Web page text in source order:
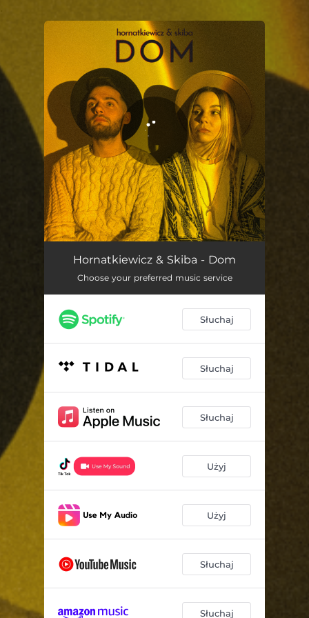
You're all set!
Dom 02:41
Hornatkiewicz & Skiba - Dom
Choose your preferred music service
Słuchaj
Słuchaj
Słuchaj
Użyj
Użyj
Słuchaj
Słuchaj